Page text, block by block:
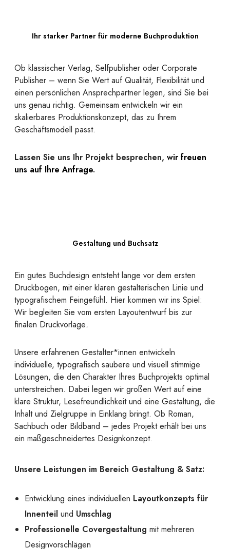
Ihr starker Partner für moderne Buchproduktion
Ob klassischer Verlag, Selfpublisher oder Corporate
Publisher – wenn Sie Wert auf Qualität, Flexibilität und
einen persönlichen Ansprechpartner legen, sind Sie bei
uns genau richtig. Gemeinsam entwickeln wir ein
skalierbares Produktionskonzept, das zu Ihrem
Geschäftsmodell passt.
Lassen Sie uns Ihr Projekt besprechen, wir freuen
uns auf Ihre Anfrage.
Gestaltung und Buchsatz
Ein gutes Buchdesign entsteht lange vor dem ersten
Druckbogen, mit einer klaren gestalterischen Linie und
typografischem Feingefühl. Hier kommen wir ins Spiel:
Wir begleiten Sie vom ersten Layoutentwurf bis zur
finalen Druckvorlage.
Unsere erfahrenen Gestalter*innen entwickeln
individuelle, typografisch saubere und visuell stimmige
Lösungen, die den Charakter Ihres Buchprojekts optimal
unterstreichen. Dabei legen wir großen Wert auf eine
klare Struktur, Lesefreundlichkeit und eine Gestaltung, die
Inhalt und Zielgruppe in Einklang bringt. Ob Roman,
Sachbuch oder Bildband – jedes Projekt erhält bei uns
ein maßgeschneidertes Designkonzept.
Unsere Leistungen im Bereich Gestaltung & Satz:
Entwicklung eines individuellen Layoutkonzepts für
Innenteil und Umschlag
Professionelle Covergestaltung mit mehreren
Designvorschlägen